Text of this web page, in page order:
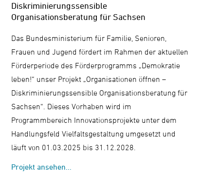
Diskriminierungssensible
Organisationsberatung für Sachsen
Das Bundesministerium für Familie, Senioren,
Frauen und Jugend fördert im Rahmen der aktuellen
Förderperiode des Förderprogramms „Demokratie
leben!“ unser Projekt „Organisationen öffnen –
Diskriminierungssensible Organisationsberatung für
Sachsen“. Dieses Vorhaben wird im
Programmbereich Innovationsprojekte unter dem
Handlungsfeld Vielfaltsgestaltung umgesetzt und
läuft von 01.03.2025 bis 31.12.2028.
Projekt ansehen...